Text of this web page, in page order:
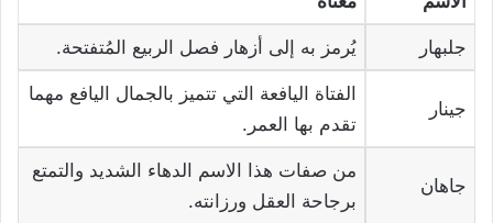
جلبهار يُرمز به إلى أزهار فصل الربيع المُتفتحة.
جينار
الفتاة اليافعة التي تتميز بالجمال اليافع مهما
تقدم بها العمر.
جاهان
من صفات هذا الاسم الدهاء الشديد والتمتع
برجاحة العقل ورزانته.